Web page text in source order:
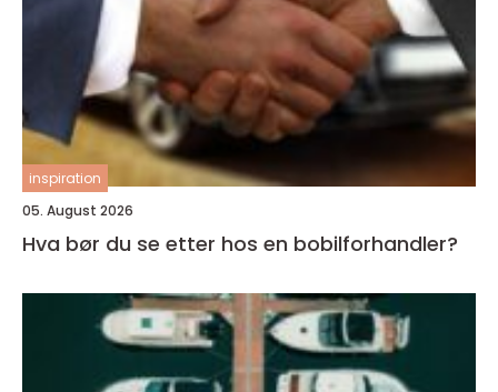
inspiration
05. August 2026
Hva bør du se etter hos en bobilforhandler?